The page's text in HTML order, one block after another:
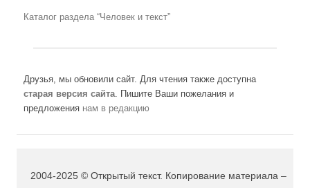
Каталог раздела “Человек и текст”
Друзья, мы обновили сайт. Для чтения также доступна
старая версия сайта . Пишите Ваши пожелания и
предложения нам в редакцию
2004-2025 © Открытый текст. Копирование материала –